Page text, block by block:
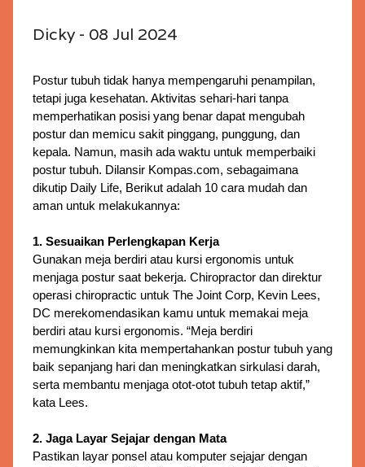
Dicky - 08 Jul 2024
Postur tubuh tidak hanya mempengaruhi penampilan,
tetapi juga kesehatan. Aktivitas sehari-hari tanpa
memperhatikan posisi yang benar dapat mengubah
postur dan memicu sakit pinggang, punggung, dan
kepala. Namun, masih ada waktu untuk memperbaiki
postur tubuh. Dilansir Kompas.com, sebagaimana
dikutip Daily Life, Berikut adalah 10 cara mudah dan
aman untuk melakukannya:
1. Sesuaikan Perlengkapan Kerja
Gunakan meja berdiri atau kursi ergonomis untuk
menjaga postur saat bekerja. Chiropractor dan direktur
operasi chiropractic untuk The Joint Corp, Kevin Lees,
DC merekomendasikan kamu untuk memakai meja
berdiri atau kursi ergonomis. “Meja berdiri
memungkinkan kita mempertahankan postur tubuh yang
baik sepanjang hari dan meningkatkan sirkulasi darah,
serta membantu menjaga otot-otot tubuh tetap aktif,”
kata Lees.
2. Jaga Layar Sejajar dengan Mata
Pastikan layar ponsel atau komputer sejajar dengan